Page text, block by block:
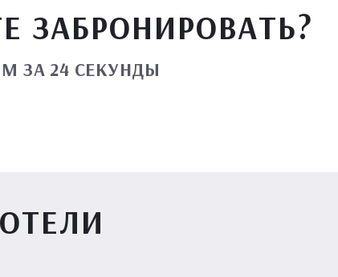
ЗАБРОНИРОВАТЬ?
ЗА 24 СЕКУНДЫ